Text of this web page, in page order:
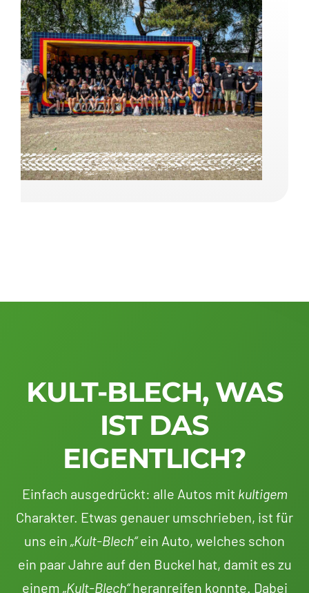
KULT-BLECH, WAS
IST DAS
EIGENTLICH?
Einfach ausgedrückt: alle Autos mit kultigem
Charakter. Etwas genauer umschrieben, ist für
uns ein „Kult-Blech“ein Auto, welches schon
ein paar Jahre auf den Buckel hat, damit es zu
einem „Kult-Blech“heranreifen konnte. Dabei